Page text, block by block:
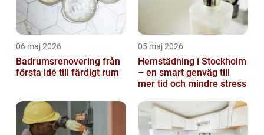
06 maj 2026
Badrumsrenovering från
första idé till färdigt rum
05 maj 2026
Hemstädning i Stockholm
– en smart genväg till
mer tid och mindre stress